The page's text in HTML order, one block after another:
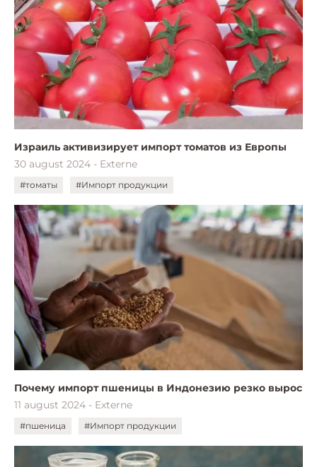
Израиль активизирует импорт томатов из Европы
30 august 2024 - Externe
#томаты #Импорт продукции
Почему импорт пшеницы в Индонезию резко вырос
11 august 2024 - Externe
#пшеница #Импорт продукции